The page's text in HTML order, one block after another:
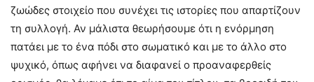
ζωώδες στοιχείο που συνέχει τις ιστορίες που απαρτίζουν
τη συλλογή. Αν μάλιστα θεωρήσουμε ότι η ενόρμηση
πατάει με το ένα πόδι στο σωματικό και με το άλλο στο
ψυχικό, όπως αφήνει να διαφανεί ο προαναφερθείς